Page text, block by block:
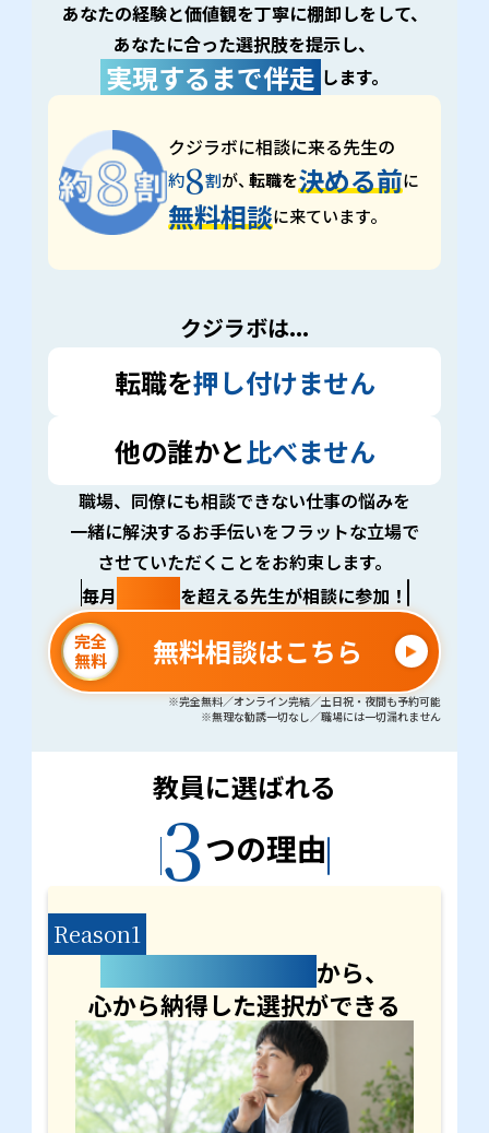
あなたの経験と価値観を丁寧に棚卸しをして、
あなたに合った選択肢を提示し、
実現するまで伴走 します。
クジラボに相談に来る先生の
約8割が、転職を決める前に
無料相談に来ています。
クジラボは...
転職を押し付けません
他の誰かと比べません
職場、同僚にも相談できない仕事の悩みを
一緒に解決するお手伝いをフラットな立場で
させていただくことをお約束します。
毎月
を超える先生が相談に参加！
完全
無料
無料相談はこちら
※完全無料／オンライン完結／土日祝・夜間も予約可能
※無理な勧誘一切なし／職場には一切漏れません
教員に選ばれる
3つの理由
Reason1
から、
心から納得した選択ができる